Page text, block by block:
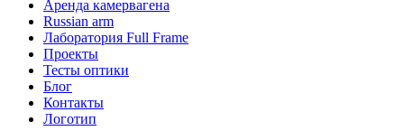
Аренда камервагена
Russian arm
Лаборатория Full Frame
Проекты
Тесты оптики
Блог
Контакты
Логотип